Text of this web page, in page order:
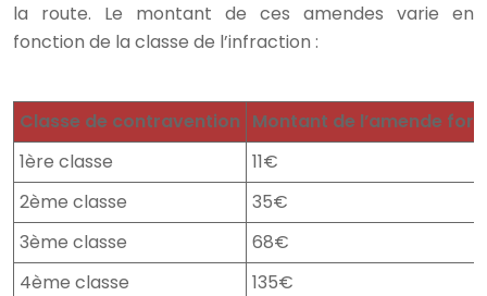
la route. Le montant de ces amendes varie en
fonction de la classe de l’infraction :
Classe de contravention Montant de l’amende
1ère classe
11€
2ème classe
35€
3ème classe
68€
4ème classe
135€